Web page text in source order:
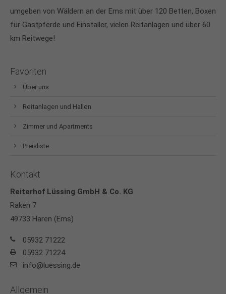
umgeben von Wäldern an der Ems mit über 120 Betten, Boxen
für Gastpferde und Einstaller, vielen Reitanlagen und über 60
km Reitwege!
Favoriten
Über uns
Reitanlagen und Hallen
Zimmer und Apartments
Preisliste
Kontakt
Reiterhof Lüssing GmbH & Co. KG
Raken 7
49733 Haren (Ems)
05932 71222
05932 71224
info@luessing.de
Allgemein